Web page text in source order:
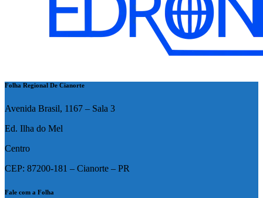
Folha Regional De Cianorte
Avenida Brasil, 1167 – Sala 3
Ed. Ilha do Mel
Centro
CEP: 87200-181 – Cianorte – PR
Fale com a Folha